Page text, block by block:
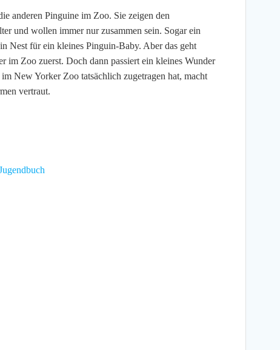
anderen Pinguine im Zoo. Sie zeigen den
und wollen immer nur zusammen sein. Sogar ein
Nest für ein kleines Pinguin-Baby. Aber das geht
im Zoo zuerst. Doch dann passiert ein kleines Wunder
New Yorker Zoo tatsächlich zugetragen hat, macht
vertraut.